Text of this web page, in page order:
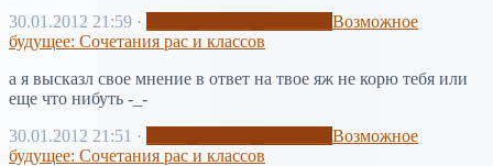
30.01.2012 21:59 ·
Возможное
будущее: Сочетания рас и классов
а я высказл свое мнение в ответ на твое яж не корю тебя или
еще что нибуть -_-
30.01.2012 21:51 ·
Возможное
будущее: Сочетания рас и классов